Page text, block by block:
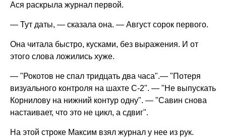
Ася раскрыла журнал первой.
— Тут даты, — сказала она. — Август сорок первого.
Она читала быстро, кусками, без выражения. И от
этого слова ложились хуже.
— "Рокотов не спал тридцать два часа".— "Потеря
визуального контроля на шахте С-2". — "Не выпускать
Корнилову на нижний контур одну". — "Савин снова
настаивает, что это не цикл, а сдвиг".
На этой строке Максим взял журнал у нее из рук.